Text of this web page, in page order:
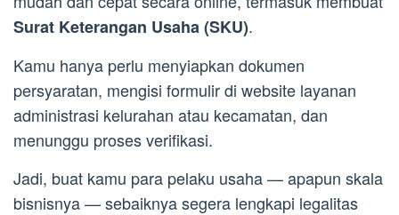
Surat Keterangan Usaha (SKU).
Kamu hanya perlu menyiapkan dokumen
persyaratan, mengisi formulir di website layanan
administrasi kelurahan atau kecamatan, dan
menunggu proses verifikasi.
Jadi, buat kamu para pelaku usaha — apapun skala
bisnisnya — sebaiknya segera lengkapi legalitas